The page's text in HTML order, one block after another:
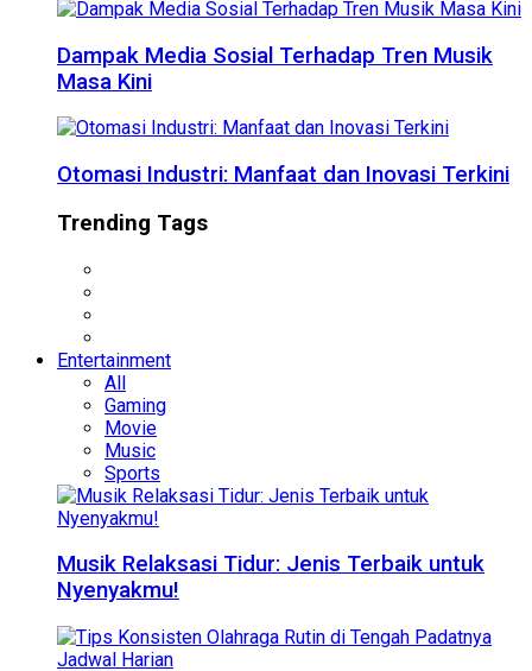
Dampak Media Sosial Terhadap Tren Musik
Masa Kini
Otomasi Industri: Manfaat dan Inovasi Terkini
Trending Tags
Entertainment
All
Gaming
Movie
Music
Sports
Musik Relaksasi Tidur: Jenis Terbaik untuk
Nyenyakmu!